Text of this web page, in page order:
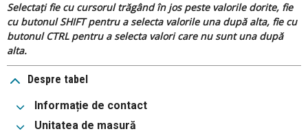
Selectați fie cu cursorul trăgând în jos peste valorile dorite, fie
cu butonul SHIFT pentru a selecta valorile una după alta, fie cu
butonul CTRL pentru a selecta valori care nu sunt una după
alta.
Despre tabel
Informație de contact
Unitatea de masură